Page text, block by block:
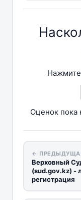
Нажмите
Оценок пока
←
Верховный
(sud.gov.kz) -
регистрация